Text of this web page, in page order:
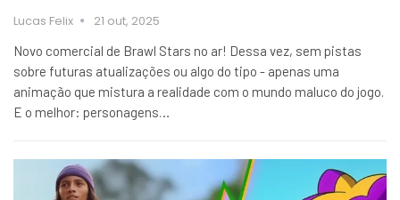
Lucas Felix 21 out, 2025
Novo comercial de Brawl Stars no ar! Dessa vez, sem pistas
sobre futuras atualizações ou algo do tipo - apenas uma
animação que mistura a realidade com o mundo maluco do jogo.
E o melhor: personagens…